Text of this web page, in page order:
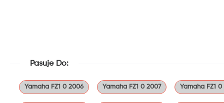
Pasuje Do:
Yamaha FZ1 0 2006 Yamaha FZ1 0 2007 Yamaha FZ1